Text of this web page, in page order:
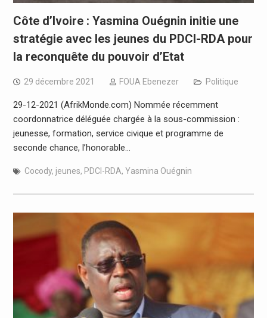
Côte d’Ivoire : Yasmina Ouégnin initie une
stratégie avec les jeunes du PDCI-RDA pour
la reconquête du pouvoir d’Etat
29 décembre 2021 FOUA Ebenezer Politique
29-12-2021 (AfrikMonde.com) Nommée récemment
coordonnatrice déléguée chargée à la sous-commission :
jeunesse, formation, service civique et programme de
seconde chance, l’honorable…
Cocody, jeunes, PDCI-RDA, Yasmina Ouégnin